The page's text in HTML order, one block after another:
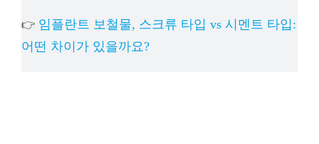
👉 임플란트 보철물, 스크류 타입 vs 시멘트 타입:
어떤 차이가 있을까요?